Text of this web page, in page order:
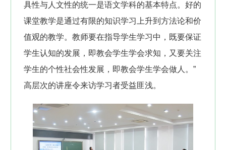
具性与人文性的统一是语文学科的基本特点。好的
课堂教学是通过有限的知识学习上升到方法论和价
值观的教学。教师要在指导学生学习中，既要保证
学生认知的发展，即教会学生学会求知，又要关注
学生的个性社会性发展，即教会学生学会做人。”
高层次的讲座令来访学习者受益匪浅。